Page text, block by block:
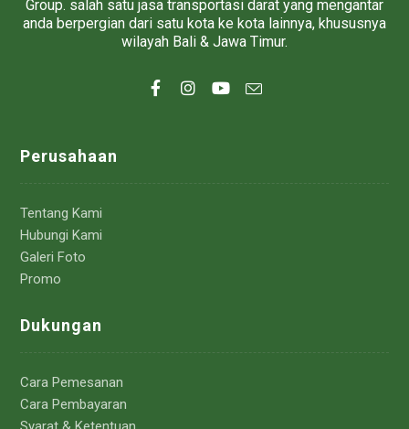
Group. salah satu jasa transportasi darat yang mengantar
anda berpergian dari satu kota ke kota lainnya, khususnya
wilayah Bali & Jawa Timur.
Perusahaan
Tentang Kami
Hubungi Kami
Galeri Foto
Promo
Dukungan
Cara Pemesanan
Cara Pembayaran